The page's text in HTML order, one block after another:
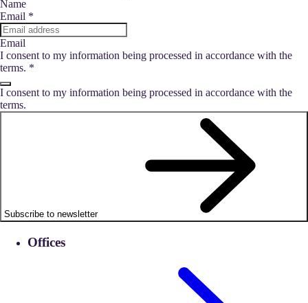
Name
Email *
Email
I consent to my information being processed in accordance with the
terms. *
I consent to my information being processed in accordance with the
terms.
Subscribe to newsletter
Offices